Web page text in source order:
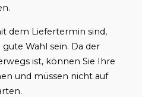
dem Liefertermin sind,
Wahl sein. Da der
ist, können Sie Ihre
und müssen nicht auf